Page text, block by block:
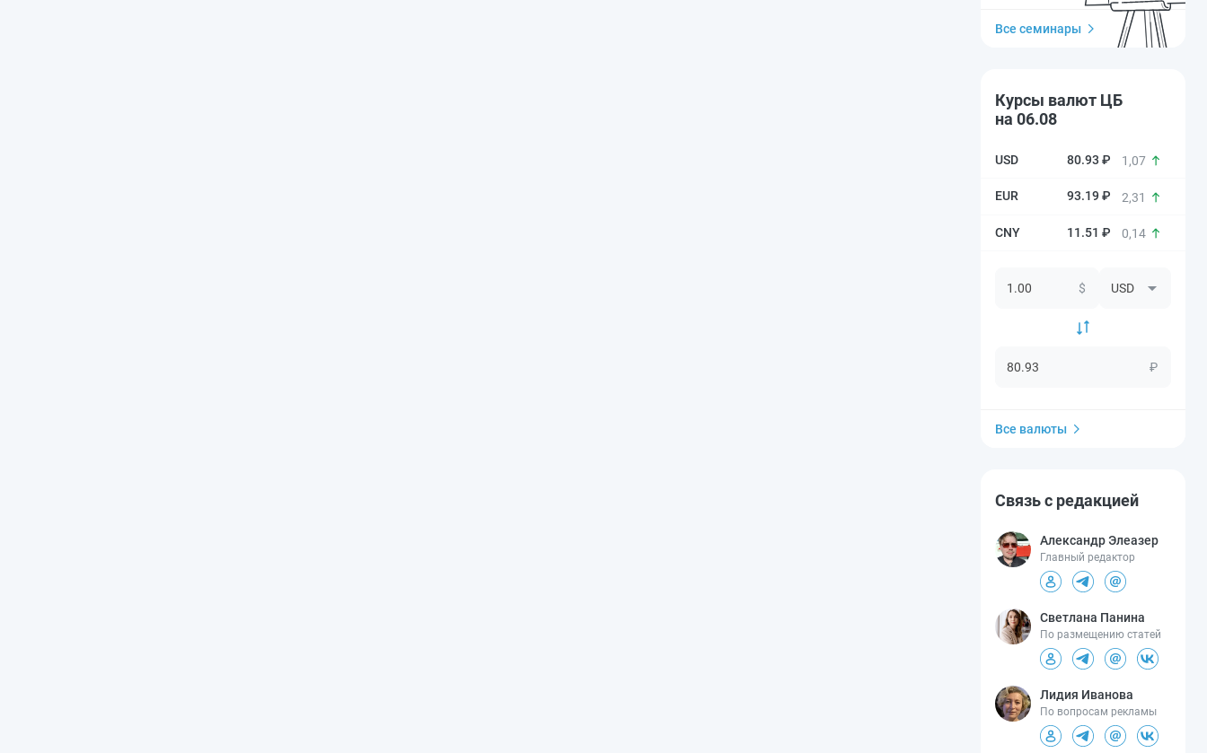
Все семинары
Курсы валют ЦБ
на 06.08
80.93 ₽ 1,07
93.19 ₽ 2,31
11.51 ₽ 0,14
$
₽
Все валюты
Связь с редакцией
Александр Элеазер
Главный редактор
Светлана Панина
По размещению статей
Лидия Иванова
По вопросам рекламы